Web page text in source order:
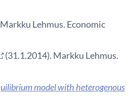
Lehmus. Economic
(31.1.2014). Markku Lehmus.
model with heterogenous